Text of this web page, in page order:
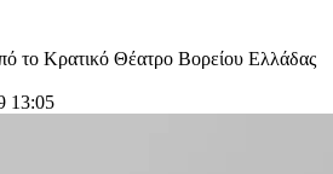
το Κρατικό Θέατρο Βορείου Ελλάδας
13:05